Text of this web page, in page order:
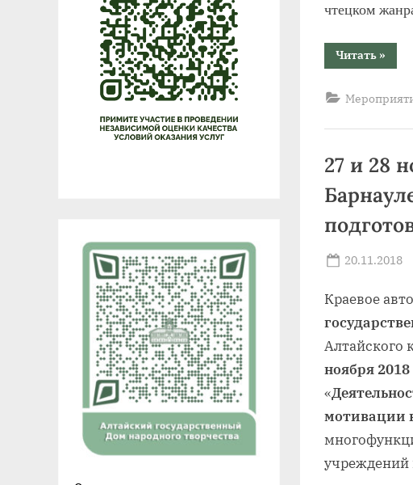
чтецком
Читать
ретро
будет
вечно
30
ноября
в
»
27 и 28
Posted
20.11.2018
Краевое
Алтайского
ноября
«
мотивации
учреждений